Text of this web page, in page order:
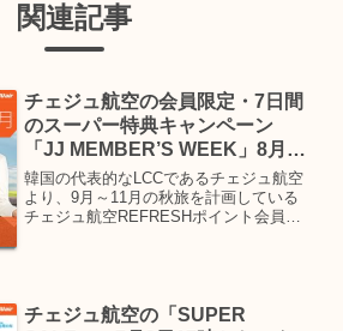
関連記事
チェジュ航空の会員限定・7日間
のスーパー特典キャンペーン
「JJ MEMBER’S WEEK」8月7
日からスタート！
韓国の代表的なLCCであるチェジュ航空
より、9月～11月の秋旅を計画している
チェジュ航空REFRESHポイント会員限
チェジュ航空の「SUPER